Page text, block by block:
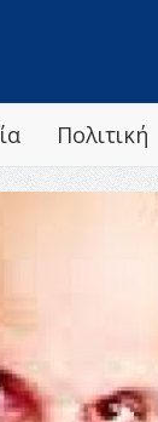
Πολιτική